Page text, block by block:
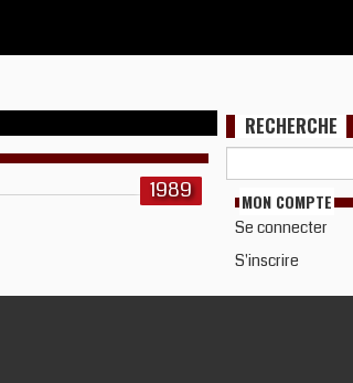
1989
RECHERCHE
MON COMPTE
Se connecter
S'inscrire